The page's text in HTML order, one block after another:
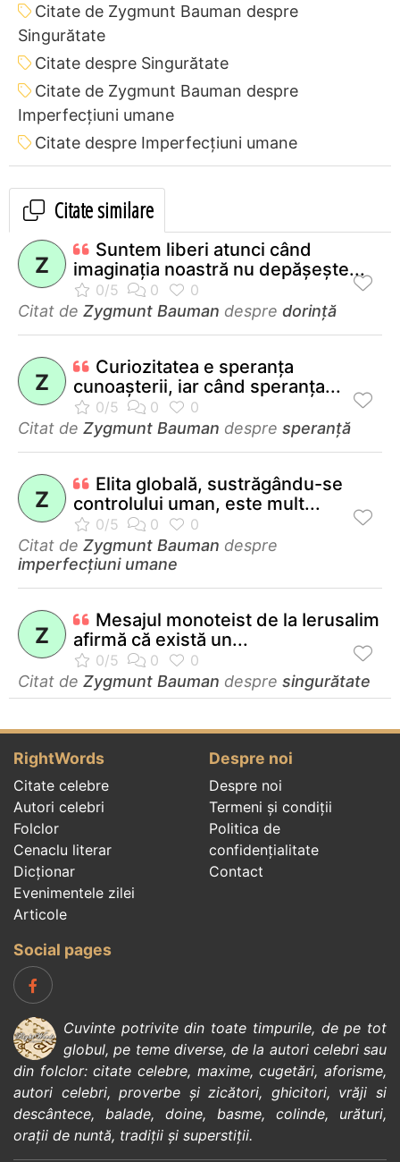
Citate de Zygmunt Bauman despre
Singurătate
Citate despre Singurătate
Citate de Zygmunt Bauman despre
Imperfecțiuni umane
Citate despre Imperfecțiuni umane
Citate similare
Z
Suntem liberi atunci când
imaginaţia noastră nu depăşeşte...
Citat de Zygmunt Bauman despre dorință
Z
Curiozitatea e speranţa
cunoaşterii, iar când speranţa...
Citat de Zygmunt Bauman despre speranță
Z
Elita globală, sustrăgându-se
controlului uman, este mult...
Citat de Zygmunt Bauman despre
imperfecțiuni umane
Z
Mesajul monoteist de la Ierusalim
afirmă că există un...
Citat de Zygmunt Bauman despre singurătate
RightWords
Citate celebre
Autori celebri
Folclor
Cenaclu literar
Dicționar
Evenimentele zilei
Articole
Despre noi
Despre noi
Termeni și condiții
Politica de
confidenţialitate
Contact
Social pages
Cuvinte potrivite din toate timpurile, de pe tot
globul, pe teme diverse, de la autori celebrisau
din folclor:citate celebre, maxime,cugetări,aforisme,
autori celebri,proverbe și zicători, ghicitori, vrăji si
descântece, balade, doine, basme, colinde, urături,
orații de nuntă, tradiții și superstiții.